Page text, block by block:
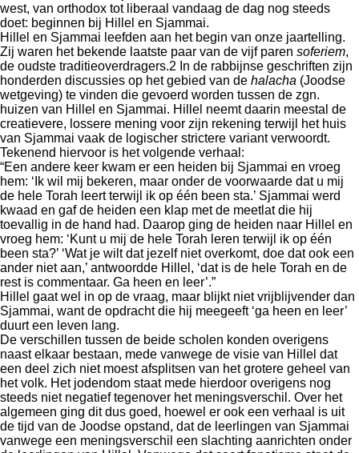
west, van orthodox tot liberaal vandaag de dag nog steeds
doet: beginnen bij Hillel en Sjammai.
Hillel en Sjammai leefden aan het begin van onze jaartelling.
Zij waren het bekende laatste paar van de vijf paren soferiem,
de oudste traditieoverdragers.2 In de rabbijnse geschriften zijn
honderden discussies op het gebied van de halacha (Joodse
wetgeving) te vinden die gevoerd worden tussen de zgn.
huizen van Hillel en Sjammai. Hillel neemt daarin meestal de
creatievere, lossere mening voor zijn rekening terwijl het huis
van Sjammai vaak de logischer strictere variant verwoordt.
Tekenend hiervoor is het volgende verhaal:
“Een andere keer kwam er een heiden bij Sjammai en vroeg
hem: ‘Ik wil mij bekeren, maar onder de voorwaarde dat u mij
de hele Torah leert terwijl ik op één been sta.’ Sjammai werd
kwaad en gaf de heiden een klap met de meetlat die hij
toevallig in de hand had. Daarop ging de heiden naar Hillel en
vroeg hem: ‘Kunt u mij de hele Torah leren terwijl ik op één
been sta?’ ‘Wat je wilt dat jezelf niet overkomt, doe dat ook een
ander niet aan,’ antwoordde Hillel, ‘dat is de hele Torah en de
rest is commentaar. Ga heen en leer’.”
Hillel gaat wel in op de vraag, maar blijkt niet vrijblijvender dan
Sjammai, want de opdracht die hij meegeeft ‘ga heen en leer’
duurt een leven lang.
De verschillen tussen de beide scholen konden overigens
naast elkaar bestaan, mede vanwege de visie van Hillel dat
een deel zich niet moest afsplitsen van het grotere geheel van
het volk. Het jodendom staat mede hierdoor overigens nog
steeds niet negatief tegenover het meningsverschil. Over het
algemeen ging dit dus goed, hoewel er ook een verhaal is uit
de tijd van de Joodse opstand, dat de leerlingen van Sjammai
vanwege een meningsverschil een slachting aanrichten onder